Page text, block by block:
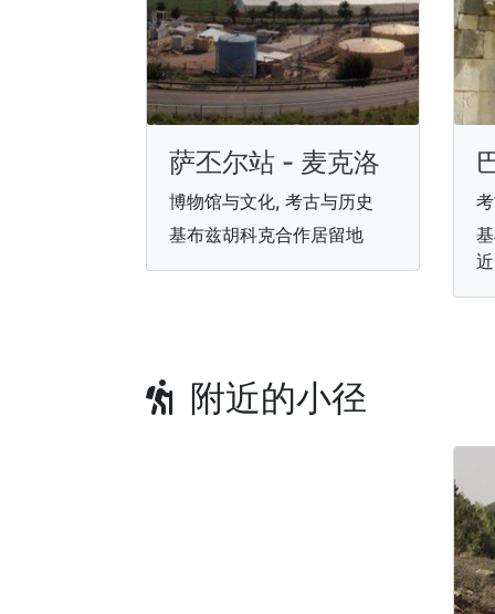
萨丕尔站 - 麦克洛
博物馆与文化, 考古与历史
基布兹胡科克合作居留地
近
附近的小径